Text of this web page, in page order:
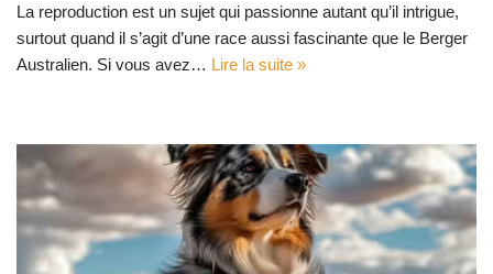
La reproduction est un sujet qui passionne autant qu’il intrigue,
surtout quand il s’agit d’une race aussi fascinante que le Berger
Australien. Si vous avez… Lire la suite »